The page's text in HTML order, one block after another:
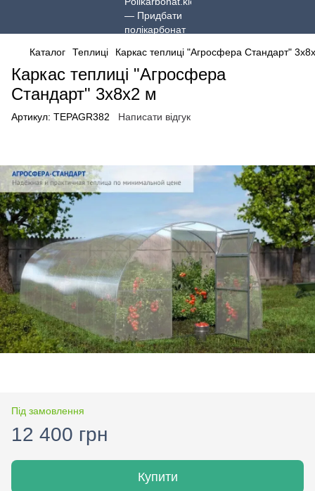
Каталог Теплиці Каркас теплиці "Агросфера Стандарт"
Каркас теплиці "Агросфера
Стандарт" 3x8x2 м
Артикул: TEPAGR382 Написати відгук
Під замовлення
12 400 грн
Купити